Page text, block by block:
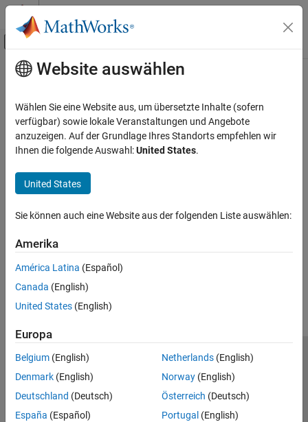
Weiter zum Inhalt
Umschaltung für Off-Canvas-
Startseite der Dokumentation
Robotics and Autonomous Systems
Hauptinhalt
How useful was this information?
Website auswählen
Wählen Sie eine Website aus, um übersetzte Inhalte (sofern
verfügbar) sowie lokale Veranstaltungen und Angebote
anzuzeigen. Auf der Grundlage Ihres Standorts empfehlen wir
Ihnen die folgende Auswahl:United States.
United States
Sie können auch eine Website aus der folgenden Liste auswählen:
Amerika
América Latina (Español)
Canada (English)
United States (English)
Europa
Belgium (English)
Denmark (English)
Deutschland (Deutsch)
España (Español)
Netherlands(English)
Norway(English)
Österreich (Deutsch)
Portugal (English)
Trust Center
Datenschutz-Richtlinien
Datendiebstahl verhindern
Status von Anwendungen
© 1994-2026 The MathWorks, Inc.